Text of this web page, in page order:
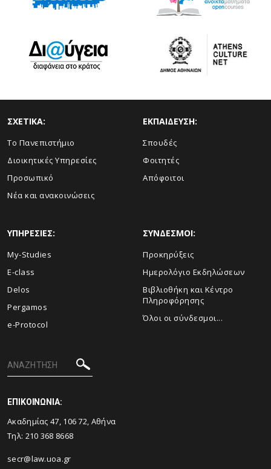
ΣΧΕΤΙΚΑ:
Το Πανεπιστήμιο
Διοικητικές Υπηρεσίες
Προσωπικό
Νέα και ανακοινώσεις
ΕΚΠΑΙΔΕΥΣΗ:
Σπουδές
Φοιτητές
Απόφοιτοι
ΥΠΗΡΕΣΙΕΣ:
My-Studies
E-class
Delos
Pergamos
e-Protocol
ΣΥΝΔΕΣΜΟΙ:
Προκηρύξεις
Ημερολόγιο Εκδηλώσεων
Βιβλιοθήκη και Κέντρο
Πληροφόρησης
Όλοι οι σύνδεσμοι...
ΕΠΙΚΟΙΝΩΝΙΑ:
Ακαδημίας 47, 106 72, Αθήνα
Τηλ: 210 368 8668
secr@law.uoa.gr